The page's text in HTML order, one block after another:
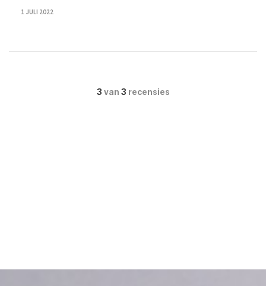
1 JULI 2022
3 van 3 recensies